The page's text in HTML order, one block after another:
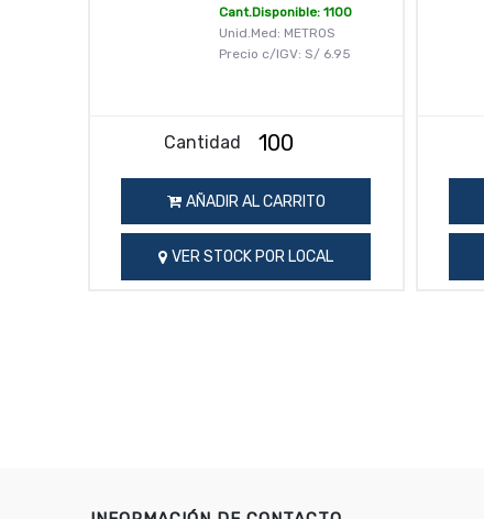
Cant.Disponible: 1100
Unid.Med: METROS
Precio c/IGV: S/ 6.95
Cantidad
AÑADIR AL CARRITO
VER STOCK POR LOCAL